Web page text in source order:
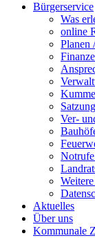
Bürgerservice
Was
online
Planen
Ver-
Aktuelles
Über uns
Kommunale